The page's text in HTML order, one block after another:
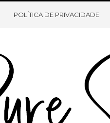
HOME SOBRE
POLÍTICA DE PRIVACIDADE